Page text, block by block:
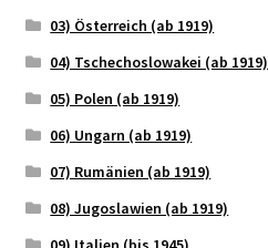
03) Österreich (ab 1919)
04) Tschechoslowakei (ab 1919)
05) Polen (ab 1919)
06) Ungarn (ab 1919)
07) Rumänien (ab 1919)
08) Jugoslawien (ab 1919)